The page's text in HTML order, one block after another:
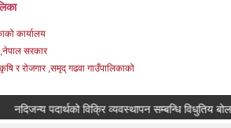
कार्यालय
सरकार
र रोजगार ,समृद् गढवा गाउँपालिकाको
नदिजन्य पदार्थको विक्रि व्यवस्थापन सम्बन्धि विधुतिय